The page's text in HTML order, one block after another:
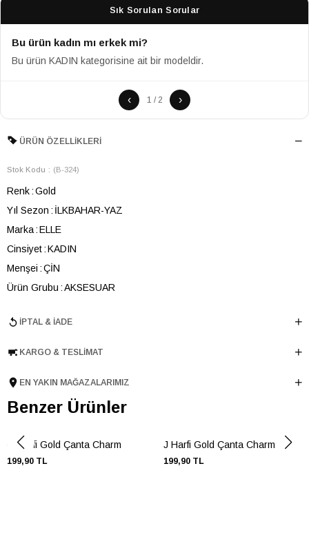
Sık Sorulan Sorular
Bu ürün kadın mı erkek mi?
Bu ürün KADIN kategorisine ait bir modeldir.
‹ 1 / 2 ›
ÜRÜN ÖZELLIKLERI
Stok Kodu (B-324)
Renk Gold
Yıl Sezon
İLKBAHAR-YAZ
Marka ELLE
Cinsiyet KADIN
Menşei ÇİN
Ürün Grubu AKSESUAR
İPTAL & İADE
KARGO & TESLIMAT
EN YAKIN MAĞAZALARIMIZ
Benzer Ürünler
G Harfi Gold Çanta Charm
199,90 TL
J Harfi Gold Çanta Charm
199,90 TL